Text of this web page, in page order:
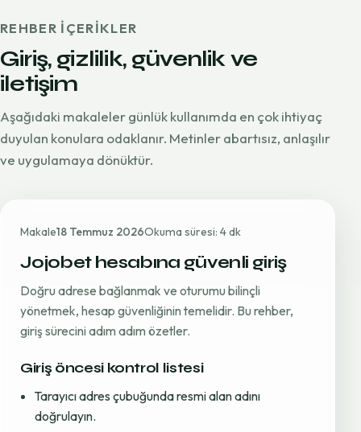
REHBER IÇERIKLER
Giriş, gizlilik, güvenlik ve
iletişim
Aşağıdaki makaleler günlük kullanımda en çok ihtiyaç
duyulan konulara odaklanır. Metinler abartısız, anlaşılır
ve uygulamaya dönüktür.
Makale18 Temmuz 2026Okuma süresi: 4 dk
Jojobet hesabına güvenli giriş
Doğru adrese bağlanmak ve oturumu bilinçli
yönetmek, hesap güvenliğinin temelidir. Bu rehber,
giriş sürecini adım adım özetler.
Giriş öncesi kontrol listesi
Tarayıcı adres çubuğunda resmi alan adını
doğrulayın.